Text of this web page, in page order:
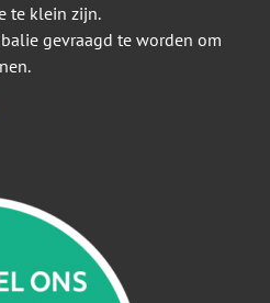
te klein zijn.
gevraagd te worden om